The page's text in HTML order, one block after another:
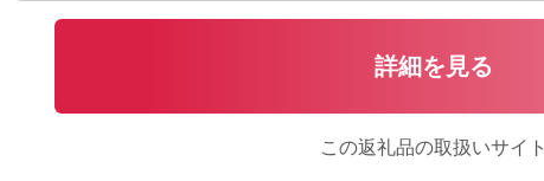
詳細を見る
この返礼品の取扱いサイト